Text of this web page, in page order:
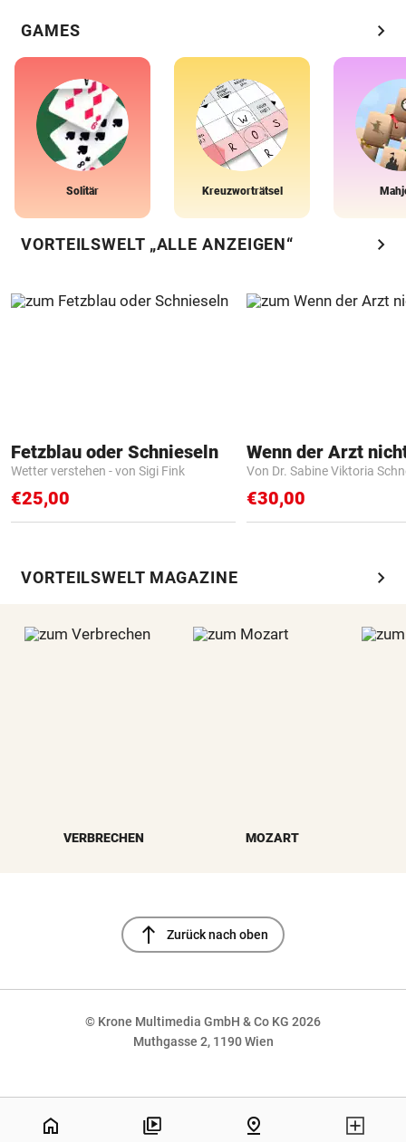
GAMES chevron_right
Solitär Kreuzworträtsel
VORTEILSWELT „ALLE ANZEIGEN“ chevron_right
Fetzblau oder Schnieseln
Wetter verstehen - von Sigi Fink
€25,00
Von Dr. Sabine Viktoria
€30,00
VORTEILSWELT MAGAZINE chevron_right
VERBRECHEN MOZART
north Zurück nach oben
© Krone Multimedia GmbH & Co KG 2026
Muthgasse 2, 1190 Wien
home pin_drop
NaN%